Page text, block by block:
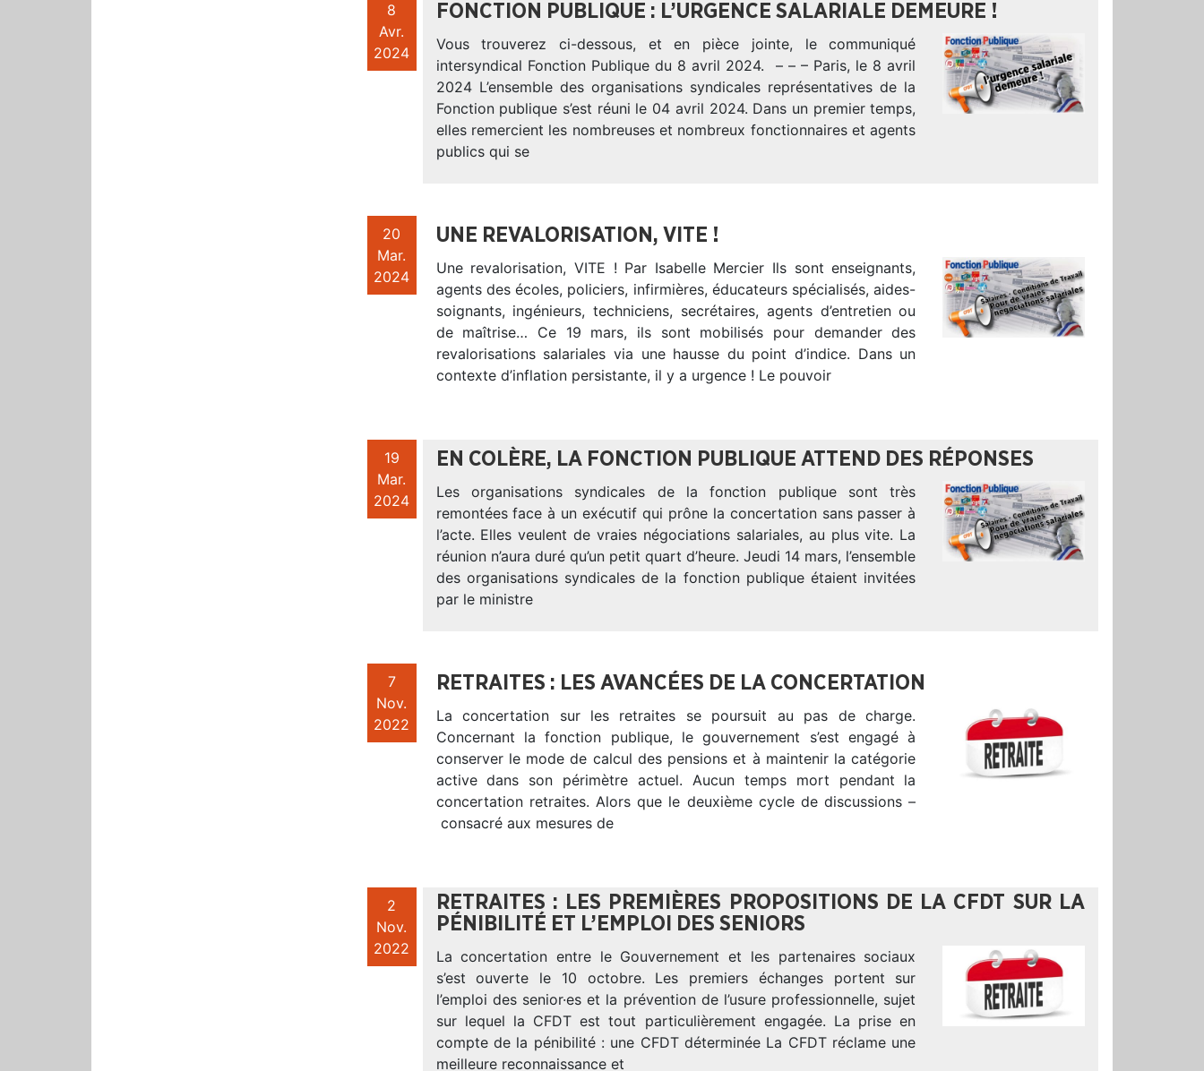
8
Avr.
2024
FONCTION PUBLIQUE : L’URGENCE SALARIALE DEMEURE !
Vous trouverez ci-dessous, et en pièce jointe, le communiqué
intersyndical Fonction Publique du 8 avril 2024. – – – Paris, le 8 avril
2024 L’ensemble des organisations syndicales représentatives de la
Fonction publique s’est réuni le 04 avril 2024. Dans un premier temps,
elles remercient les nombreuses et nombreux fonctionnaires et agents
publics qui se
20
Mar.
2024
UNE REVALORISATION, VITE !
Une revalorisation, VITE ! Par Isabelle Mercier Ils sont enseignants,
agents des écoles, policiers, infirmières, éducateurs spécialisés, aides-
soignants, ingénieurs, techniciens, secrétaires, agents d’entretien ou
de maîtrise… Ce 19 mars, ils sont mobilisés pour demander des
revalorisations salariales via une hausse du point d’indice. Dans un
contexte d’inflation persistante, il y a urgence ! Le pouvoir
19
Mar.
2024
EN COLÈRE, LA FONCTION PUBLIQUE ATTEND DES RÉPONSES
Les organisations syndicales de la fonction publique sont très
remontées face à un exécutif qui prône la concertation sans passer à
l’acte. Elles veulent de vraies négociations salariales, au plus vite. La
réunion n’aura duré qu’un petit quart d’heure. Jeudi 14 mars, l’ensemble
des organisations syndicales de la fonction publique étaient invitées
par le ministre
7
Nov.
2022
RETRAITES : LES AVANCÉES DE LA CONCERTATION
La concertation sur les retraites se poursuit au pas de charge.
Concernant la fonction publique, le gouvernement s’est engagé à
conserver le mode de calcul des pensions et à maintenir la catégorie
active dans son périmètre actuel. Aucun temps mort pendant la
concertation retraites. Alors que le deuxième cycle de discussions –
consacré aux mesures de
2
Nov.
2022
RETRAITES : LES PREMIÈRES PROPOSITIONS DE LA CFDT SUR LA
PÉNIBILITÉ ET L’EMPLOI DES SENIORS
La concertation entre le Gouvernement et les partenaires sociaux
s’est ouverte le 10 octobre. Les premiers échanges portent sur
l’emploi des senior·es et la prévention de l’usure professionnelle, sujet
sur lequel la CFDT est tout particulièrement engagée. La prise en
compte de la pénibilité : une CFDT déterminée La CFDT réclame une
meilleure reconnaissance et